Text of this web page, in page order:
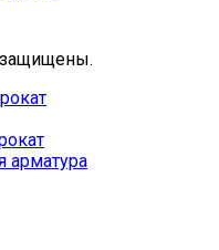
арматура